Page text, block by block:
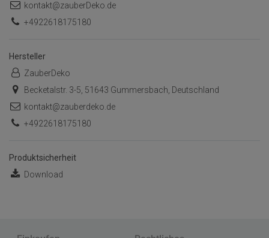
kontakt@zauberDeko.de
+4922618175180
Hersteller
ZauberDeko
Becketalstr. 3-5, 51643 Gummersbach, Deutschland
kontakt@zauberdeko.de
+4922618175180
Produktsicherheit
Download